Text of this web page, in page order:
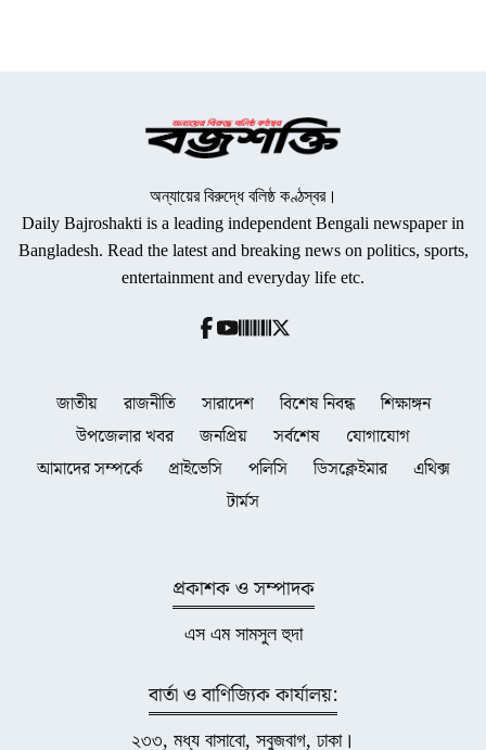
অন্যায়ের বিরুদ্ধে বলিষ্ঠ কণ্ঠস্বর।
Daily Bajroshakti is a leading independent Bengali newspaper in
Bangladesh. Read the latest and breaking news on politics, sports,
entertainment and everyday life etc.
জাতীয় রাজনীতি সারাদেশ বিশেষ নিবন্ধ
শিক্ষাঙ্গন
উপজেলার খবর
জনপ্রিয় সর্বশেষ
যোগাযোগ
আমাদের সম্পর্কে
প্রাইভেসি পলিসি ডিসক্লেইমার
এথিক্স
টার্মস
প্রকাশক ও সম্পাদক
এস এম সামসুল হুদা
বার্তা ও বাণিজ্যিক কার্যালয়:
২৩৩, মধ্য বাসাবো, সবুজবাগ, ঢাকা।